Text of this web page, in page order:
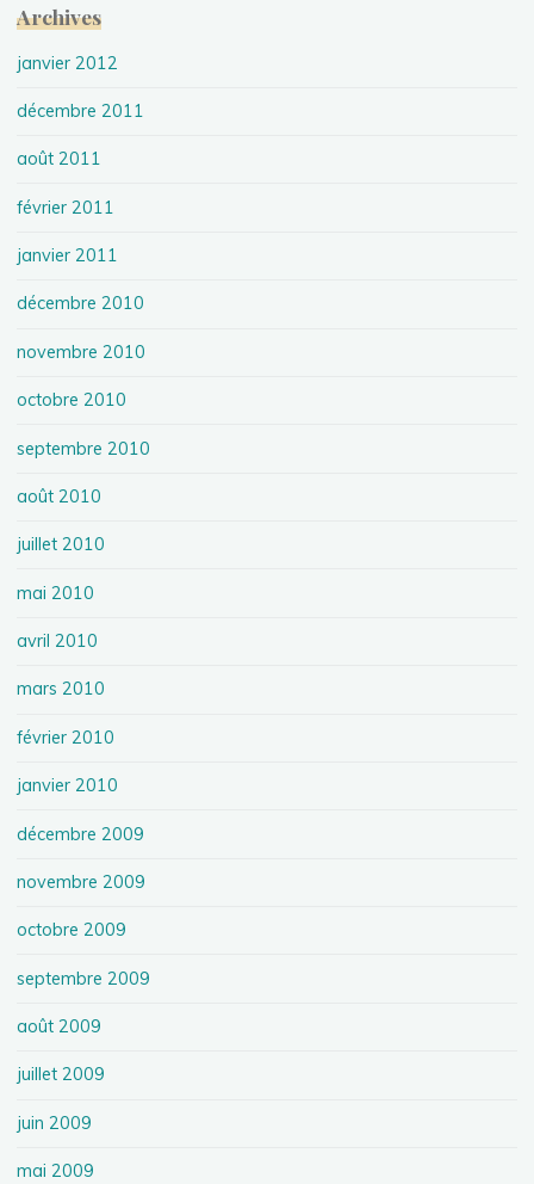
Archives
janvier 2012
décembre 2011
août 2011
février 2011
janvier 2011
décembre 2010
novembre 2010
octobre 2010
septembre 2010
août 2010
juillet 2010
mai 2010
avril 2010
mars 2010
février 2010
janvier 2010
décembre 2009
novembre 2009
octobre 2009
septembre 2009
août 2009
juillet 2009
juin 2009
mai 2009